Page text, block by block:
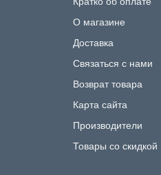
О магазине
Доставка
Связаться с нами
Возврат товара
Карта сайта
Производители
Товары со скидкой